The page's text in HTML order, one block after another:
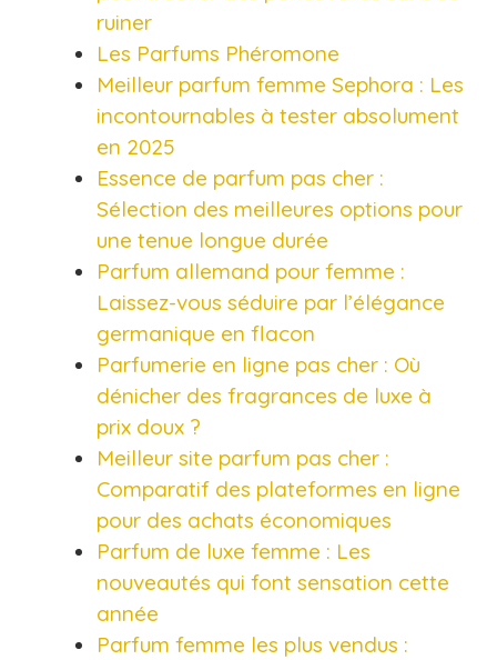
ruiner​
Les Parfums Phéromone
Meilleur parfum femme Sephora : Les
incontournables à tester absolument
en 2025​
Essence de parfum pas cher :
Sélection des meilleures options pour
une tenue longue durée​
Parfum allemand pour femme :
Laissez-vous séduire par l’élégance
germanique en flacon​
Parfumerie en ligne pas cher : Où
dénicher des fragrances de luxe à
prix doux ?​
Meilleur site parfum pas cher :
Comparatif des plateformes en ligne
pour des achats économiques​
Parfum de luxe femme : Les
nouveautés qui font sensation cette
année​
Parfum femme les plus vendus :